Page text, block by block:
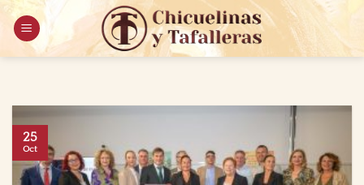
Saltar
contenido
25
Oct